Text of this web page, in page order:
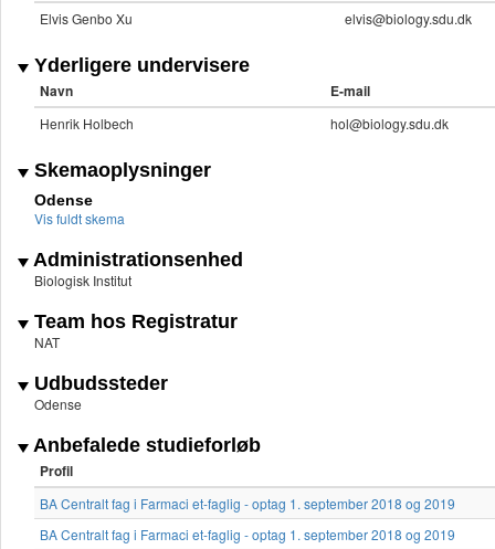
Elvis Genbo Xu elvis@biology.sdu.dk
Yderligere undervisere
Navn E-mail
Henrik Holbech hol@biology.sdu.dk
Skemaoplysninger
Odense
Vis fuldt skema
Administrationsenhed
Biologisk Institut
Team hos Registratur
NAT
Udbudssteder
Odense
Anbefalede studieforløb
Profil
BA Centralt fag i Farmaci et-faglig - optag 1. september 2018 og 2019
BA Centralt fag i Farmaci et-faglig - optag 1. september 2018 og 2019